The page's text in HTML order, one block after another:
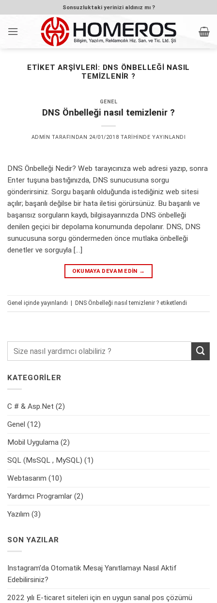
atla
Sonsuzluktaki yerinizi aldınız mı ?
ETIKET ARŞIVLERI: DNS ÖNBELLEĞI NASIL
TEMIZLENIR ?
KATEGORİLER
C # & Asp.Net (2)
Genel (12)
Mobil Uygulama (2)
SQL (MsSQL , MySQL) (1)
Webtasarım (10)
Yardımcı Programlar (2)
Yazılım (3)
SON YAZILAR
Instagram’da Otomatik Mesaj Yanıtlamayı Nasıl Aktif
Edebilirsiniz?
2022 yılı E-ticaret siteleri için en uygun sanal pos çözümü
GENEL
DNS Önbelleği nasıl temizlenir ?
ADMIN TARAFINDAN 24/01/2018 TARIHINDE YAYINLANDI
DNS Önbelleği Nedir? Web tarayıcınıza web adresi yazıp, sonra
Enter tuşuna bastığınızda, DNS sunucusuna sorgu
gönderirsiniz. Sorgu başarılı olduğunda istediğiniz web sitesi
açılır; başarılı değilse bir hata iletisi görürsünüz. Bu başarılı ve
başarısız sorguların kaydı, bilgisayarınızda DNS önbelleği
denilen geçici bir depolama konumunda depolanır. DNS, DNS
sunucusuna sorgu göndermeden önce mutlaka önbelleği
denetler ve sorguyla […]
OKUMAYA DEVAM EDIN →
Genel içinde yayınlandı | DNS Önbelleği nasıl temizlenir ? etiketlendi